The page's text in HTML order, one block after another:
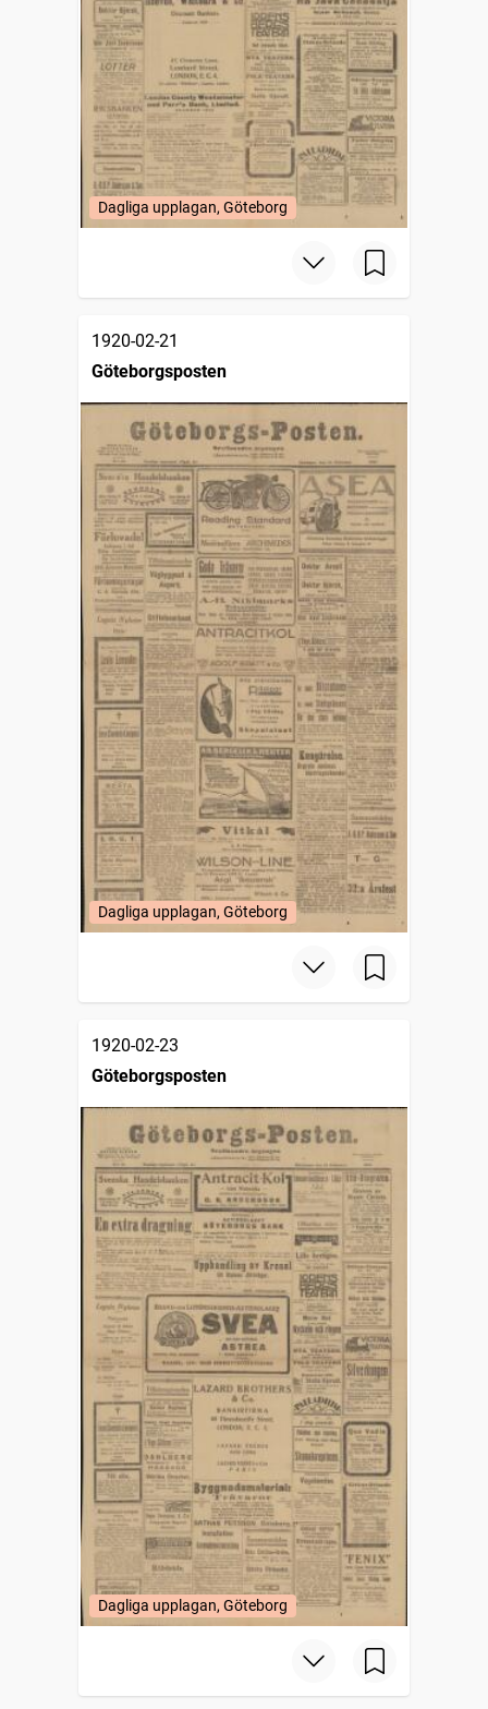
Dagliga upplagan, Göteborg
1920-02-21
Göteborgsposten
Dagliga upplagan, Göteborg
1920-02-23
Göteborgsposten
Dagliga upplagan, Göteborg